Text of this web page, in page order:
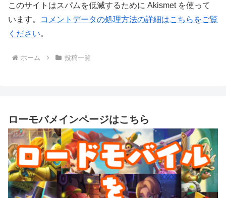
このサイトはスパムを低減するために Akismet を使って
います。
コメントデータの処理方法の詳細はこちらをご覧
ください。
ホーム 投稿一覧
ローモバメインページはこちら